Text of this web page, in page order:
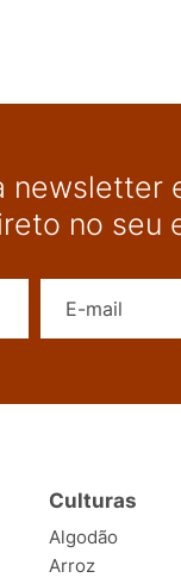
newsletter
no seu
Culturas
Algodão
Arroz